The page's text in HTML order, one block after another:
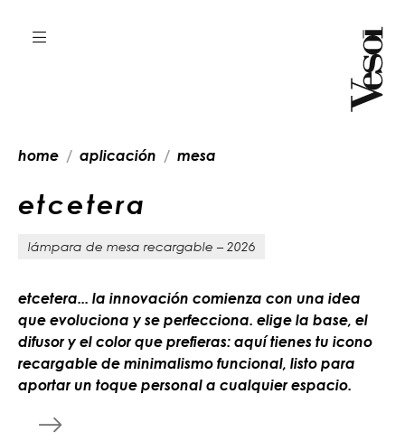
home aplicación mesa
etcetera
lámpara de mesa recargable – 2026
etcetera... la innovación comienza con una idea
que evoluciona y se perfecciona. elige la base, el
difusor y el color que prefieras: aquí tienes tu icono
recargable de minimalismo funcional, listo para
aportar un toque personal a cualquier espacio.